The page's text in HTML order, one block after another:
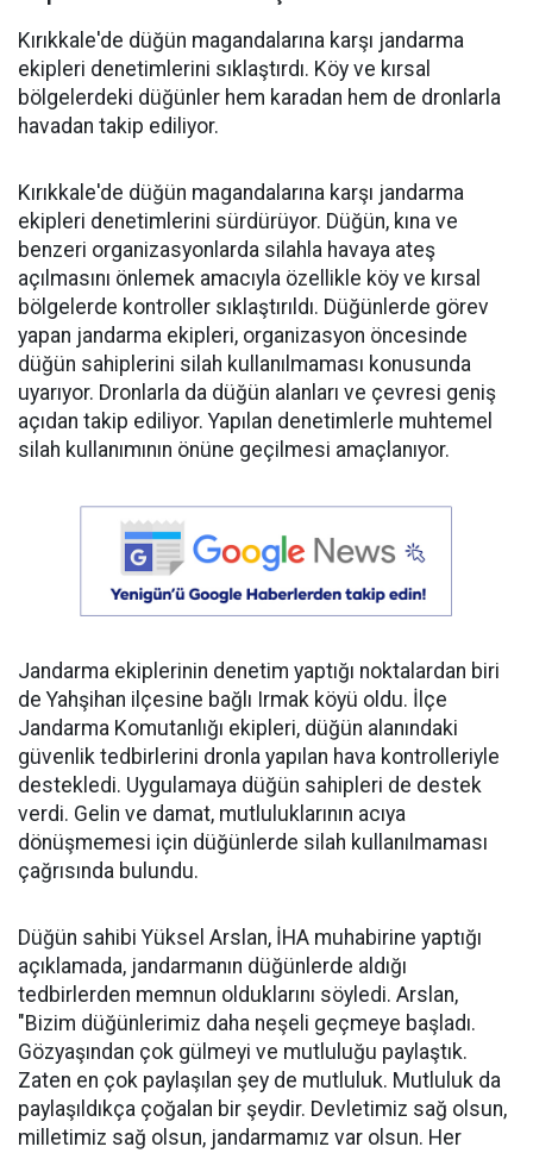
Kırıkkale'de düğün magandalarına karşı jandarma
ekipleri denetimlerini sıklaştırdı. Köy ve kırsal
bölgelerdeki düğünler hem karadan hem de dronlarla
havadan takip ediliyor.
Kırıkkale'de düğün magandalarına karşı jandarma
ekipleri denetimlerini sürdürüyor. Düğün, kına ve
benzeri organizasyonlarda silahla havaya ateş
açılmasını önlemek amacıyla özellikle köy ve kırsal
bölgelerde kontroller sıklaştırıldı. Düğünlerde görev
yapan jandarma ekipleri, organizasyon öncesinde
düğün sahiplerini silah kullanılmaması konusunda
uyarıyor. Dronlarla da düğün alanları ve çevresi geniş
açıdan takip ediliyor. Yapılan denetimlerle muhtemel
silah kullanımının önüne geçilmesi amaçlanıyor.
Jandarma ekiplerinin denetim yaptığı noktalardan biri
de Yahşihan ilçesine bağlı Irmak köyü oldu. İlçe
Jandarma Komutanlığı ekipleri, düğün alanındaki
güvenlik tedbirlerini dronla yapılan hava kontrolleriyle
destekledi. Uygulamaya düğün sahipleri de destek
verdi. Gelin ve damat, mutluluklarının acıya
dönüşmemesi için düğünlerde silah kullanılmaması
çağrısında bulundu.
Düğün sahibi Yüksel Arslan, İHA muhabirine yaptığı
açıklamada, jandarmanın düğünlerde aldığı
tedbirlerden memnun olduklarını söyledi. Arslan,
"Bizim düğünlerimiz daha neşeli geçmeye başladı.
Gözyaşından çok gülmeyi ve mutluluğu paylaştık.
Zaten en çok paylaşılan şey de mutluluk. Mutluluk da
paylaşıldıkça çoğalan bir şeydir. Devletimiz sağ olsun,
milletimiz sağ olsun, jandarmamız var olsun. Her